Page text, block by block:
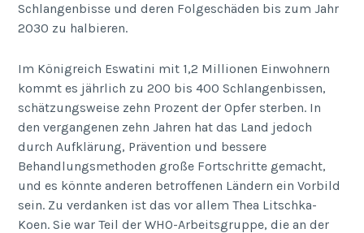
Schlangenbisse und deren Folgeschäden bis zum Jahr
2030 zu halbieren.
Im Königreich Eswatini mit 1,2 Millionen Einwohnern
kommt es jährlich zu 200 bis 400 Schlangenbissen,
schätzungsweise zehn Prozent der Opfer sterben. In
den vergangenen zehn Jahren hat das Land jedoch
durch Aufklärung, Prävention und bessere
Behandlungsmethoden große Fortschritte gemacht,
und es könnte anderen betroffenen Ländern ein Vorbild
sein. Zu verdanken ist das vor allem Thea Litschka-
Koen. Sie war Teil der WHO-Arbeitsgruppe, die an der